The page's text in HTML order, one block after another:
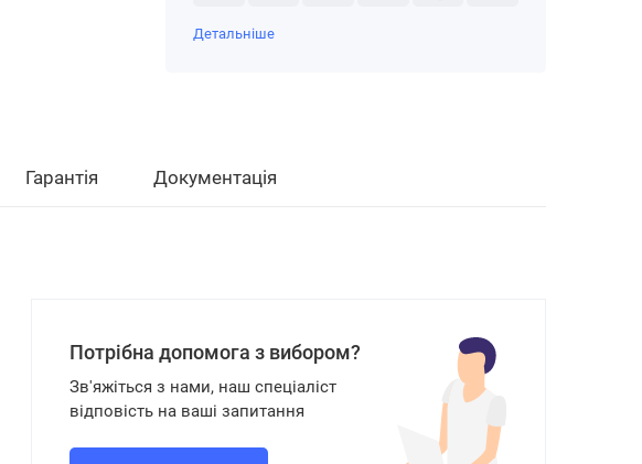
Детальніше
Гарантія Документація
Потрібна допомога з вибором?
Зв'яжіться з нами, наш спеціаліст
відповість на ваші запитання